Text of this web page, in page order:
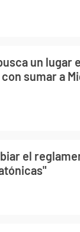
un lugar
sumar a
el